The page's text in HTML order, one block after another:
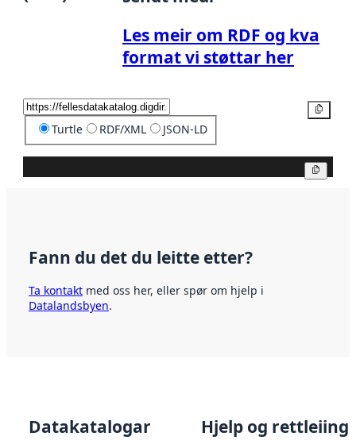
Les meir om RDF og kva
format vi støttar her
Turtle RDF/XML JSON-LD
Fann du det du leitte etter?
Ta kontakt med oss her, eller spør om hjelp i
Datalandsbyen.
Datakatalogar Hjelp og rettleiing